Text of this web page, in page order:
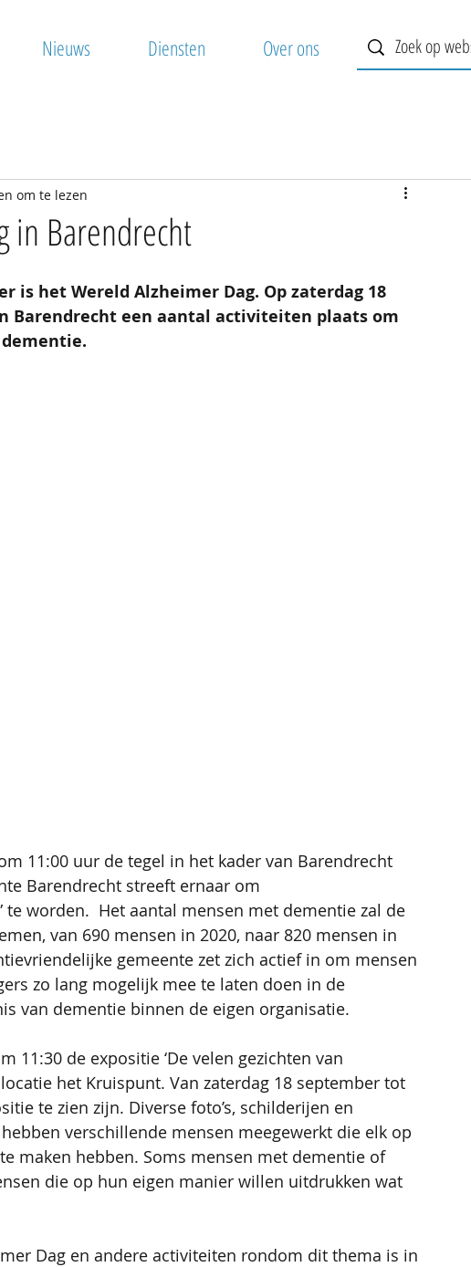
Nieuws Diensten Over ons
in Barendrecht
om te lezen
is het Wereld Alzheimer Dag. Op zaterdag 18
Barendrecht een aantal activiteiten plaats om
11:00 uur de tegel in het kader van Barendrecht
Barendrecht streeft ernaar om
te worden.  Het aantal mensen met dementie zal de
van 690 mensen in 2020, naar 820 mensen in
gemeente zet zich actief in om mensen
zo lang mogelijk mee te laten doen in de
van dementie binnen de eigen organisatie.
11:30 de expositie ‘De velen gezichten van
het Kruispunt. Van zaterdag 18 september tot
te zien zijn. Diverse foto’s, schilderijen en
verschillende mensen meegewerkt die elk op
maken hebben. Soms mensen met dementie of
die op hun eigen manier willen uitdrukken wat
Dag en andere activiteiten rondom dit thema is in